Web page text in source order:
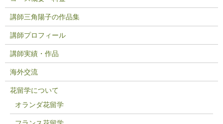
講師三角陽子の作品集
講師プロフィール
講師実績・作品
海外交流
花留学について
オランダ花留学